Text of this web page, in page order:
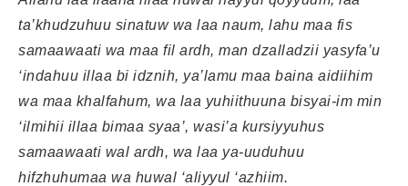
ta’khudzuhuu sinatuw wa laa naum, lahu maa fis
samaawaati wa maa fil ardh, man dzalladzii yasyfa’u
‘indahuu illaa bi idznih, ya’lamu maa baina aidiihim
wa maa khalfahum, wa laa yuhiithuuna bisyai-im min
‘ilmihii illaa bimaa syaa’, wasi’a kursiyyuhus
samaawaati wal ardh, wa laa ya-uuduhuu
hifzhuhumaa wa huwal ‘aliyyul ‘azhiim.